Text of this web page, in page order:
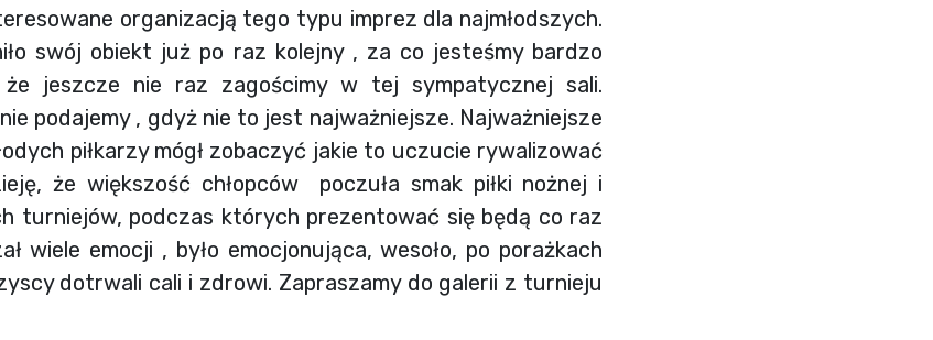
organizacją tego typu imprez dla najmłodszych.
swój obiekt już po raz kolejny , za co jesteśmy bardzo
jeszcze nie raz zagościmy w tej sympatycznej sali.
podajemy , gdyż nie to jest najważniejsze. Najważniejsze
piłkarzy mógł zobaczyć jakie to uczucie rywalizować
że większość chłopców poczuła smak piłki nożnej i
turniejów, podczas których prezentować się będą co raz
wiele emocji , było emocjonująca, wesoło, po porażkach
dotrwali cali i zdrowi. Zapraszamy do galerii z turnieju